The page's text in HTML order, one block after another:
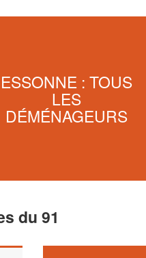
ESSONNE : TOUS
LES
DÉMÉNAGEURS
du 91